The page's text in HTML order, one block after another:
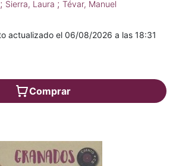
; Sierra, Laura ; Tévar, Manuel
actualizado el 06/08/2026 a las 18:31
Comprar